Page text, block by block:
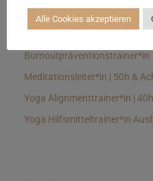
Longevitytrainer*in
Burnoutpräventionstrainer*in
Meditationsleiter*in | 50h &
Yoga Alignmenttrainer*in | 40h
Yoga Hilfsmitteltrainer*in
Alle Cookies akzeptieren